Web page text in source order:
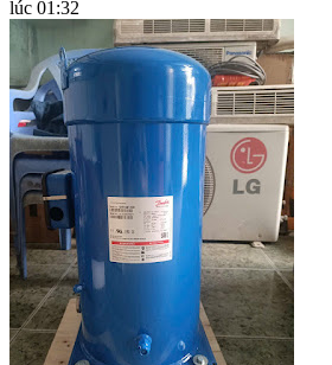
lúc 01:32